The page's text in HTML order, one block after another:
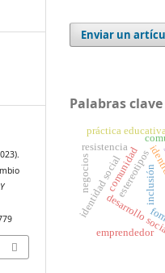
Enviar un
Palabras clave
estereotiposinclusión
desarrollo
comunidad
práctica educativa
resistencia
identidad social
emprendedor
negocios